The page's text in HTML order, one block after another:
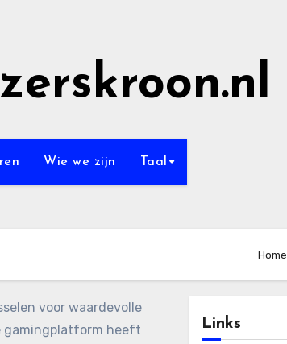
Wie we zijn Taal
Home
voor waardevolle
gamingplatform heeft
Links